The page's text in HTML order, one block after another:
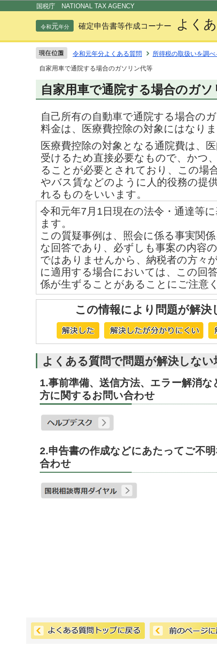
国税庁 NATIONAL TAX AGENCY
令和元年分 確定申告書等作成コーナー よく
令和元年分よくある質問
所得税の取扱いを調べ
自家用車で通院する場合のガソリン代等
自家用車で通院する場合のガソ
自己所有の自動車で通院する場合の
料金は、医療費控除の対象にはなり
医療費控除の対象となる通院費は、
受けるため直接必要なもので、かつ
ることが必要とされており、この場
やバス賃などのように人的役務の提
れるものをいいます。
令和元年7月1日現在の法令・通達等
ます。
この質疑事例は、照会に係る事実関
な回答であり、必ずしも事案の内容
ではありませんから、納税者の方々
に適用する場合においては、この回
係が生ずることがあることにご注意
この情報により問題が解決
よくある質問で問題が解決しな
1.事前準備、送信方法、エラー解消
方に関するお問い合わせ
2.申告書の作成などにあたってご不
合わせ